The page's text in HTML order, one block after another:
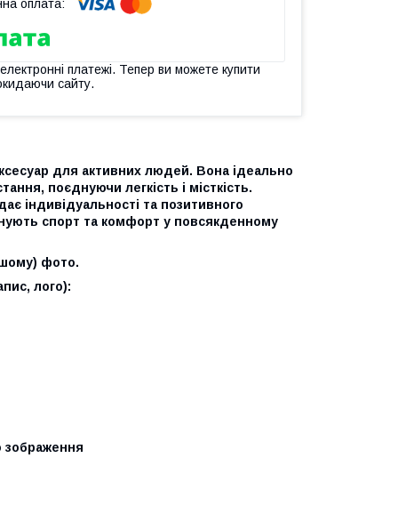
платежі. Тепер ви можете купити
сайту.
для активних людей. Вона ідеально
поєднуючи легкість і місткість.
індивідуальності та позитивного
спорт та комфорт у повсякденному
фото.
лого):
зображення